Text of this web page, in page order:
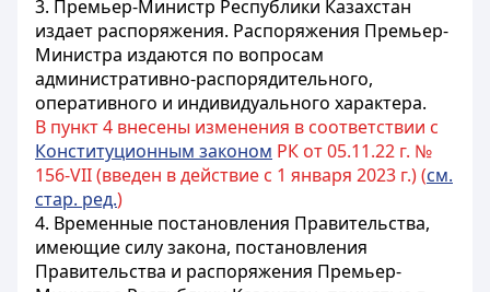
3. Премьер-Министр Республики Казахстан
издает распоряжения. Распоряжения Премьер-
Министра издаются по вопросам
административно-распорядительного,
оперативного и индивидуального характера.
В пункт 4 внесены изменения в соответствии с
Конституционным законом РК от 05.11.22 г. №
156-VII (введен в действие с 1 января 2023 г.) (см.
стар. ред.)
4. Временные постановления Правительства,
имеющие силу закона, постановления
Правительства и распоряжения Премьер-